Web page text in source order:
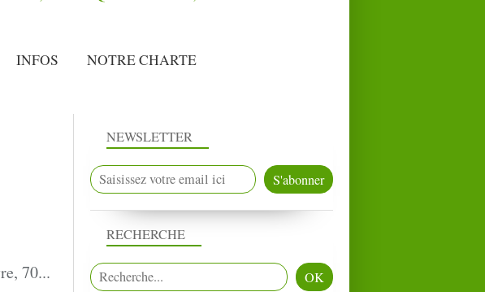
INFOS NOTRE CHARTE
NEWSLETTER
RECHERCHE